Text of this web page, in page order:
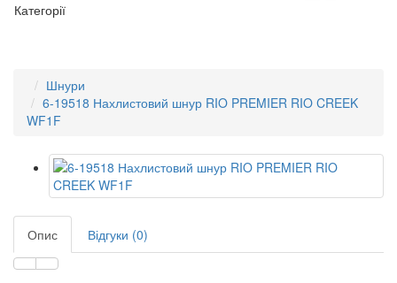
Категорії
Шнури
6-19518 Нахлистовий шнур RIO PREMIER RIO CREEK
WF1F
Опис Відгуки (0)